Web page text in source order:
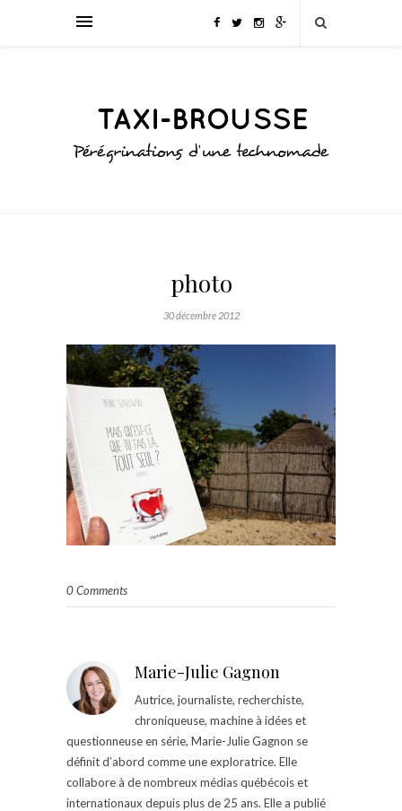
photo
30 décembre 2012
0 Comments
Marie-Julie Gagnon
Autrice, journaliste, recherchiste,
chroniqueuse, machine à idées et
questionneuse en série, Marie-Julie Gagnon se
définit d’abord comme une exploratrice. Elle
collabore à de nombreux médias québécois et
internationaux depuis plus de 25 ans. Elle a publié